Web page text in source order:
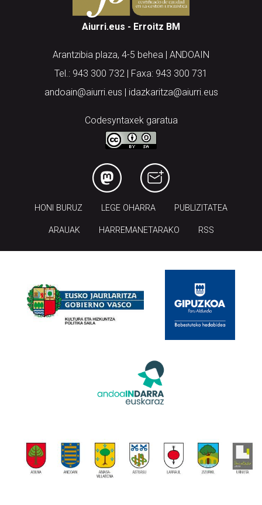
Aiurri.eus - Erroitz BM
Arantzibia plaza, 4-5 behea | ANDOAIN
Tel.: 943 300 732 | Faxa: 943 300 731
andoain@aiurri.eus | idazkaritza@aiurri.eus
Codesyntaxek garatua
HONI BURUZ LEGE OHARRA PUBLIZITATEA
ARAUAK HARREMANETARAKO RSS